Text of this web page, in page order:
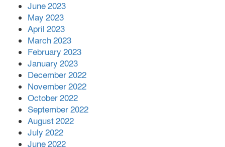
June 2023
May 2023
April 2023
March 2023
February 2023
January 2023
December 2022
November 2022
October 2022
September 2022
August 2022
July 2022
June 2022